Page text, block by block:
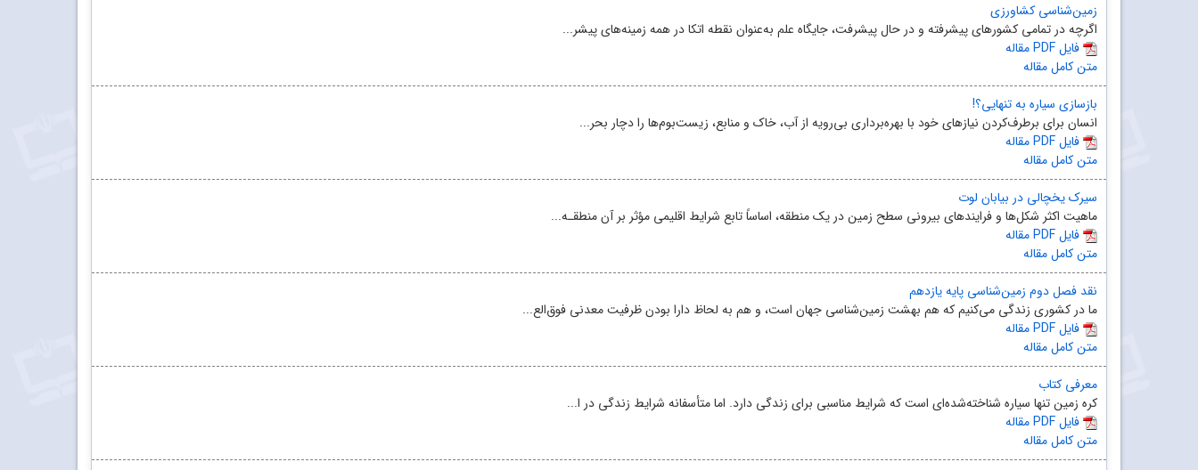
زمین‌‌شناسی کشاورزی
اگرچه در تمامی کشورهای پیشرفته و در حال پیشرفت، جایگاه علم به‌عنوان نقطه اتکا در همه‌ زمینه‌های پیشر...
مقاله PDF فایل
متن کامل مقاله
بازسازی سیاره به تنهایی؟!
انسان برای برطرف‌کردن نیازهای خود با بهره‌برداری بی‌رویه از آب، خاک و منابع، زیست‌بوم‌ها را دچار بحر...
مقاله PDF فایل
متن کامل مقاله
سیرک یخچالی در بیابان لوت
ماهیت اکثر شکل‌ها و فرایندهای بیرونی سطح زمین در یک منطقه، اساساً تابع شرایط اقلیمی مؤثر بر آن منطقـه...
مقاله PDF فایل
متن کامل مقاله
نقد فصل دوم زمین‌شناسی پایه یازدهم
ما در کشوری زندگی می‌کنیم که هم بهشت زمین‌شناسی جهان است، و هم به لحاظ دارا بودن ظرفیت معدنی فوق‌الع...
مقاله PDF فایل
متن کامل مقاله
معرفی کتاب
کره زمین تنها سیاره شناخته‌شده‌ای است که شرایط مناسبی برای زندگی دارد. اما متأسفانه شرایط زندگی در ا...
مقاله PDF فایل
متن کامل مقاله